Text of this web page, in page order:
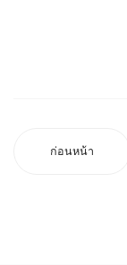
ก่อนหน้า